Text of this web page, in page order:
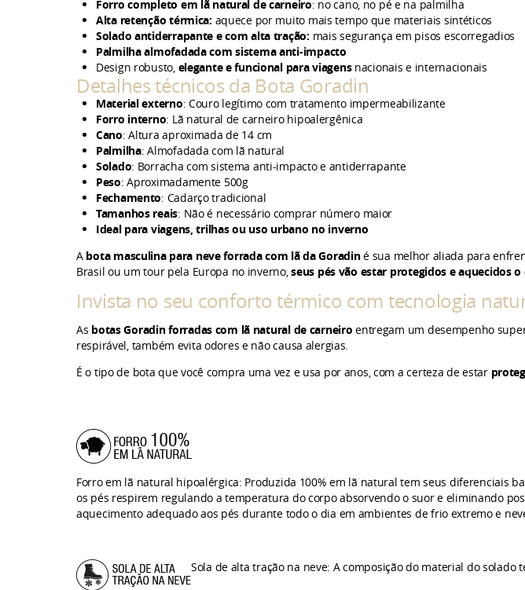
Forro completo em lã natural de carneiro: no cano, no pé e na palmilha
Alta retenção térmica: aquece por muito mais tempo que materiais sintéticos
Solado antiderrapante e com alta tração: mais segurança em pisos escorregadios
Palmilha almofadada com sistema anti-impacto
Design robusto, elegante e funcional para viagens nacionais e internacionais
Detalhes técnicos da Bota Goradin
Material externo: Couro legítimo com tratamentoimpermeabilizante
Forro interno: Lã natural de carneiro hipoalergênica
Cano: Altura aproximada de 14 cm
Palmilha: Almofadada com lã natural
Solado: Borracha com sistema anti-impacto e antiderrapante
Peso: Aproximadamente 500g
Fechamento: Cadarço tradicional
Tamanhos reais: Não é necessário comprar número maior
Ideal para viagens, trilhas ou uso urbano no inverno
A botamasculina para neve forrada com lã da Goradiné sua melhor aliada para
Brasil ou um tour pela Europa no inverno,seus pés vão estar protegidos e aquecidos
Invista no seu conforto térmico com tecnologia
As botas Goradin forradas com lã natural de carneiro entregam um desempenho
respirável, também evita odores e não causa alergias.
É o tipo de bota que você compra uma vez e usa por anos, com a certeza de estar
Forro em lã natural hipoalérgica: Produzida 100% em lã natural tem seus diferenciais
os pés respirem regulando a temperatura do corpo absorvendo o suor e eliminando
aquecimento adequado aos pés durante todo o dia em ambientes de frio extremo e
Sola de alta tração na neve: A composição do material do